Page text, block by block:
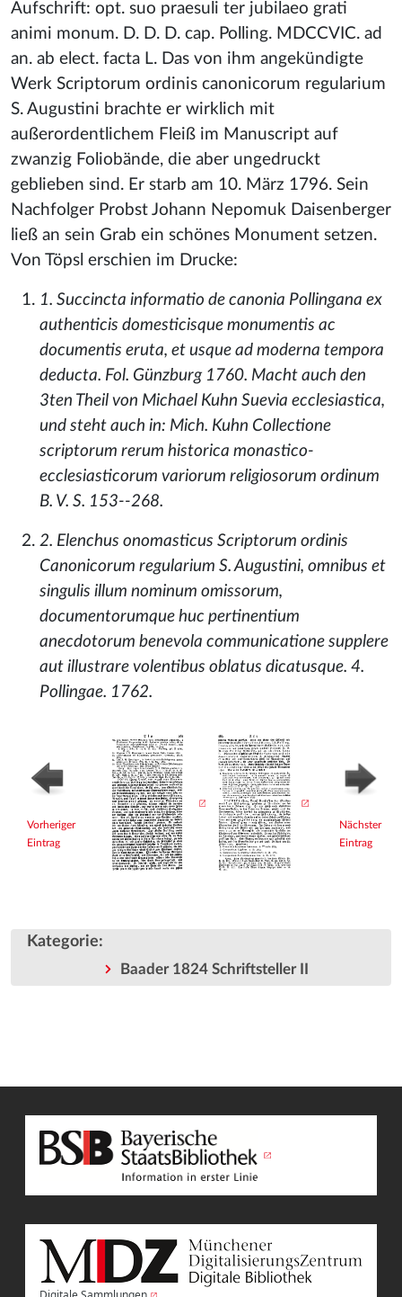
Aufschrift: opt. suo praesuli ter jubilaeo grati
animi monum. D. D. D. cap. Polling. MDCCVIC. ad
an. ab elect. facta L. Das von ihm angekündigte
Werk Scriptorum ordinis canonicorum regularium
S. Augustini brachte er wirklich mit
außerordentlichem Fleiß im Manuscript auf
zwanzig Foliobände, die aber ungedruckt
geblieben sind. Er starb am 10. März 1796. Sein
Nachfolger Probst Johann Nepomuk Daisenberger
ließ an sein Grab ein schönes Monument setzen.
Von Töpsl erschien im Drucke:
1. Succincta informatio de canonia Pollingana ex
authenticis domesticisque monumentis ac
documentis eruta, et usque ad moderna tempora
deducta. Fol. Günzburg 1760. Macht auch den
3ten Theil von Michael Kuhn Suevia ecclesiastica,
und steht auch in: Mich. Kuhn Collectione
scriptorum rerum historica monastico-
ecclesiasticorum variorum religiosorum ordinum
B. V. S. 153--268.
2. Elenchus onomasticus Scriptorum ordinis
Canonicorum regularium S. Augustini, omnibus et
singulis illum nominum omissorum,
documentorumque huc pertinentium
anecdotorum benevola communicatione supplere
aut illustrare volentibus oblatus dicatusque. 4.
Pollingae. 1762.
Vorheriger
Eintrag
Nächster
Eintrag
Kategorie:
Baader 1824 Schriftsteller II